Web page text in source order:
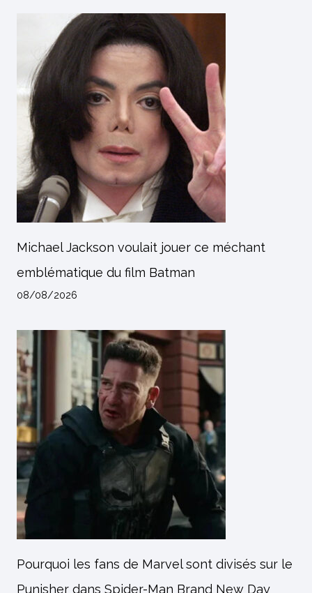
Michael Jackson voulait jouer ce méchant
emblématique du film Batman
08/08/2026
Pourquoi les fans de Marvel sont divisés sur le
Punisher dans Spider-Man Brand New Day